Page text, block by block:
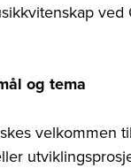
ved
og tema
velkommen